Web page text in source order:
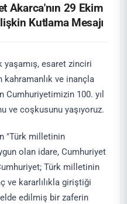
Akarca'nın 29 Ekim
Kutlama Mesajı
yaşamış, esaret zinciri
ve inançla
100. yıl
ve coşkusunu yaşıyoruz.
"Türk milletinin
olan idare, Cumhuriyet
Türk milletinin
ve kararlılıkla giriştiği
edilmiş bir zaferin